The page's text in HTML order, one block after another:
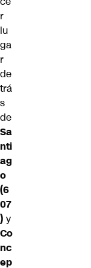
r
lu
ga
r
de
trá
s
de
Sa
nti
ag
o
(6
07
) y
Co
nc
ep